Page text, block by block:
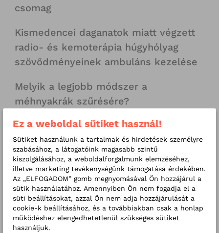
csomag
Kismedencei daganatok miatt végzett
radio- és kemoterápia húgyhólyag
szövődményeinek ambuláns kezelése
Melyik a legjobb módszer a
méhnyakrák szűrésére?
Kapcsolódó videók
Ismerje meg klinikánkat!
Ez a weboldal sütiket használ!
Sütiket használunk a tartalmak és hirdetések személyre
szabásához, a látogatóink magasabb szintű
kiszolgálásához, a weboldalforgalmunk elemzéséhez,
illetve marketing tevékenységünk támogatása érdekében.
Az „ELFOGADOM” gomb megnyomásával Ön hozzájárul a
sütik használatához. Amennyiben Ön nem fogadja el a
süti beállításokat, azzal Ön nem adja hozzájárulását a
cookie-k beállításához, és a továbbiakban csak a honlap
működéshez elengedhetetlenül szükséges sütiket
használjuk.